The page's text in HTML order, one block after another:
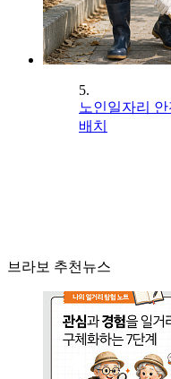
5.
노인일자리
배치
브라보 추천뉴스